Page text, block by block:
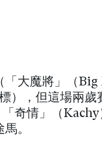
大魔將」（Big
），但這場兩歲
奇情」（Kachy
。